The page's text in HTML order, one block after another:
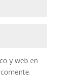
y web en